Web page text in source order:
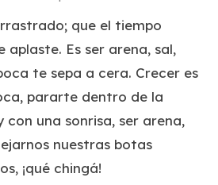
que el tiempo
Es ser arena, sal,
te sepa a cera. Crecer es
pararte dentro de la
una sonrisa, ser arena,
nuestras botas
¡qué chingá!